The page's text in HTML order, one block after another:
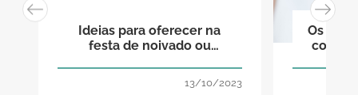
Ideias para oferecer na
festa de noivado ou
13/10/2023
Os
cores